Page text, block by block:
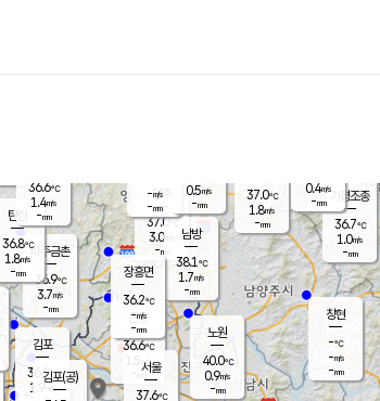
양주
37.0℃
3.0
-mm
파주금촌
36.9℃
3.7m/s
-mm
가평조종
36.7℃
1.0m/s
-mm
37.0℃
1.8m/s
-mm
창현
-℃
-m/s
-mm
탄현
36.8℃
1.8m/s
-mm
0.4m/s
-mm
김포
36.9℃
1.9 m/s
은평
36.6℃
1.5 m/s
- mm
노원
40.0℃
0.9m/s
-mm
남방
38.1℃
1.7m/s
-mm
장흥면
36.2℃
-m/s
-mm
-m/s
-mm
김포(공)
서울
37.6℃
36.6℃
1.4m/s
-mm
0.5m/s
-mm